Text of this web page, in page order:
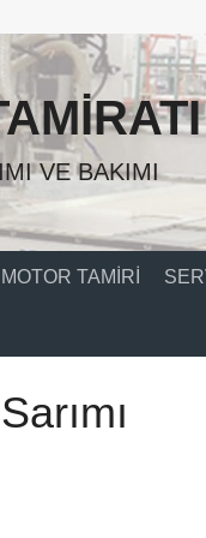
VE BAKIMI
TAMIRI